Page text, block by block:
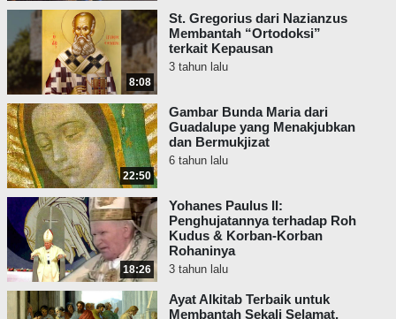
8:08
St. Gregorius dari Nazianzus
Membantah “Ortodoksi”
terkait Kepausan
3 tahun lalu
22:50
Gambar Bunda Maria dari
Guadalupe yang Menakjubkan
dan Bermukjizat
6 tahun lalu
18:26
Yohanes Paulus II:
Penghujatannya terhadap Roh
Kudus & Korban-Korban
Rohaninya
3 tahun lalu
Ayat Alkitab Terbaik untuk
Membantah Sekali Selamat,